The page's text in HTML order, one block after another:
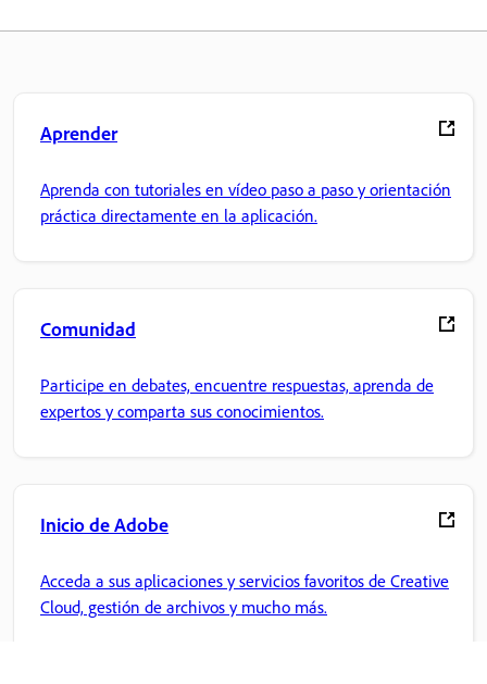
Aprender
Aprenda con tutoriales en vídeo paso a paso y orientación
práctica directamente en la aplicación.
Comunidad
Participe en debates, encuentre respuestas, aprenda de
expertos y comparta sus conocimientos.
Inicio de Adobe
Acceda a sus aplicaciones y servicios favoritos de Creative
Cloud, gestión de archivos y mucho más.